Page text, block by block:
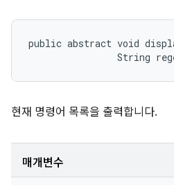
public abstract void
String
현재 명령어 목록을 출력합니다.
매개변수